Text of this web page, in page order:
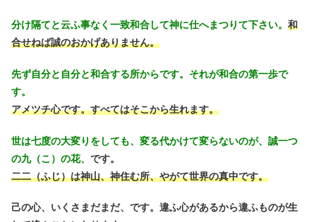
分け隔てと云ふ事なく一致和合して神に仕へまつりて下さい。 和
合せねば誠のおかげありません。
先ず自分と自分と和合する所からです。それが和合の第一歩で
す。
アメツチ心です。すべてはそこから生れます。
世は七度の大変りをしても、変る代かけて変らないのが、誠一つ
の九（こ）の花、 です。
二二（ふじ）は神山、神住む所、やがて世界の真中です。
己の心、いくさまだまだ、です。違ふ心があるから違ふものが生